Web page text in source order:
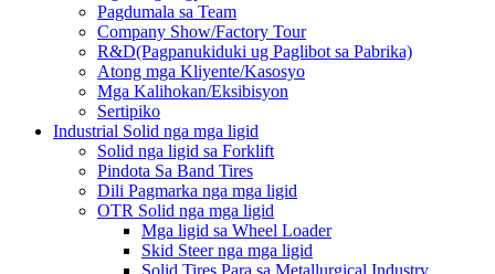
Pagdumala sa Team
Company Show/Factory Tour
R&D(Pagpanukiduki ug Paglibot sa Pabrika)
Atong mga Kliyente/Kasosyo
Mga Kalihokan/Eksibisyon
Sertipiko
Industrial Solid nga mga ligid
Solid nga ligid sa Forklift
Pindota Sa Band Tires
Dili Pagmarka nga mga ligid
OTR Solid nga mga ligid
Mga ligid sa Wheel Loader
Skid Steer nga mga ligid
Solid Tires Para sa Metallurgical Industry